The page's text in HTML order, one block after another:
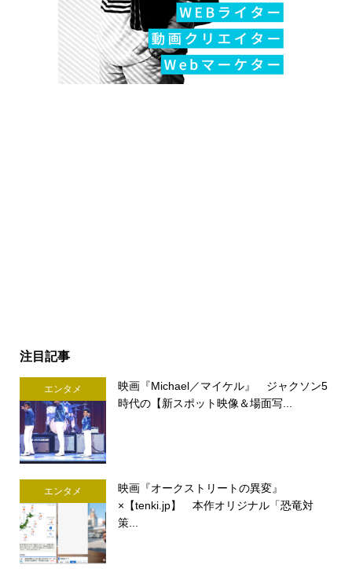
注目記事
エンタメ
映画『Michael／マイケル』 ジャクソン5
時代の【新スポット映像＆場面写...
エンタメ
映画『オークストリートの異変』
×【tenki.jp】 本作オリジナル「恐竜対
策...